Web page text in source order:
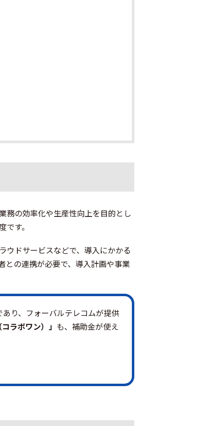
務の効率化や生産性向上を目的とし
す。
ウドサービスなどで、導入にかかる
との連携が必要で、導入計画や事業
り、フォーバルテレコムが提供
ラボワン）」 も、補助金が使え